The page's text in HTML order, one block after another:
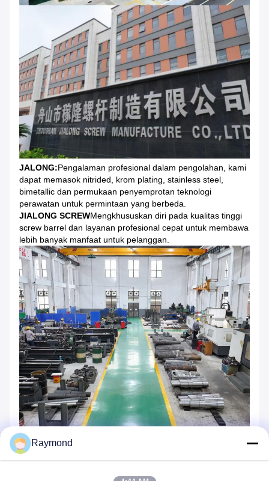
JALONG:Pengalaman profesional dalam pengolahan, kami
dapat memasok nitrided, krom plating, stainless steel,
bimetallic dan permukaan penyemprotan teknologi
perawatan untuk permintaan yang berbeda.
JIALONG SCREWMengkhususkan diri pada kualitas tinggi
screw barrel dan layanan profesional cepat untuk membawa
lebih banyak manfaat untuk pelanggan.
Raymond